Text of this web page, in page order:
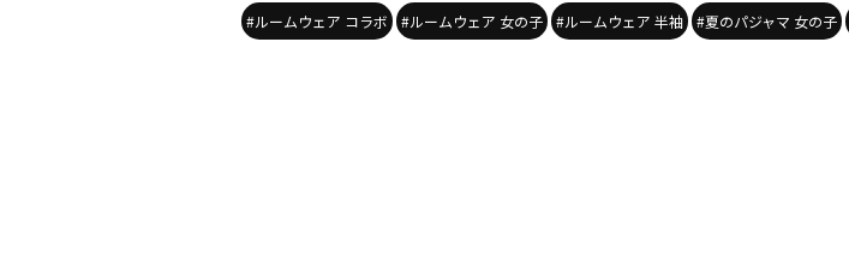
#ルームウェア コラボ #ルームウェア 女の子 #ルームウェア 半袖 #夏のパジャマ 女の子